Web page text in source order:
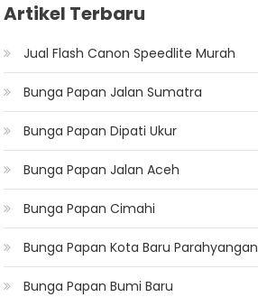
Artikel Terbaru
Jual Flash Canon Speedlite Murah
Bunga Papan Jalan Sumatra
Bunga Papan Dipati Ukur
Bunga Papan Jalan Aceh
Bunga Papan Cimahi
Bunga Papan Kota Baru Parahyangan
Bunga Papan Bumi Baru